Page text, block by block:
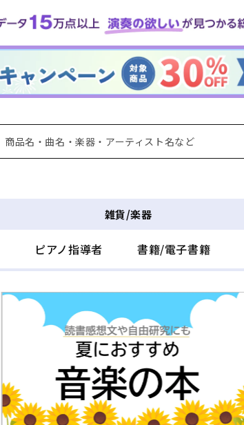
ピアノ指導者 書籍/電子書籍
雑貨/楽器